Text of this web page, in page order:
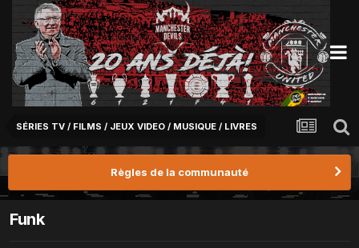
SÉRIES TV / FILMS / JEUX VIDEO / MUSIQUE / LIVRES
Règles de la communauté
Funk